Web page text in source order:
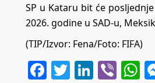
SP u Kataru bit će
2026. godine u SAD-u,
(TIP/Izvor: Fena/Foto: FIFA)
Facebook
Twitter